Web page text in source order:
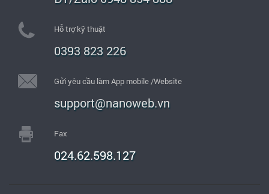
Hỗ trợ kỹ thuật
0393 823 226
Gửi yêu cầu làm App mobile /Website
support@nanoweb.vn
Fax
024.62.598.127